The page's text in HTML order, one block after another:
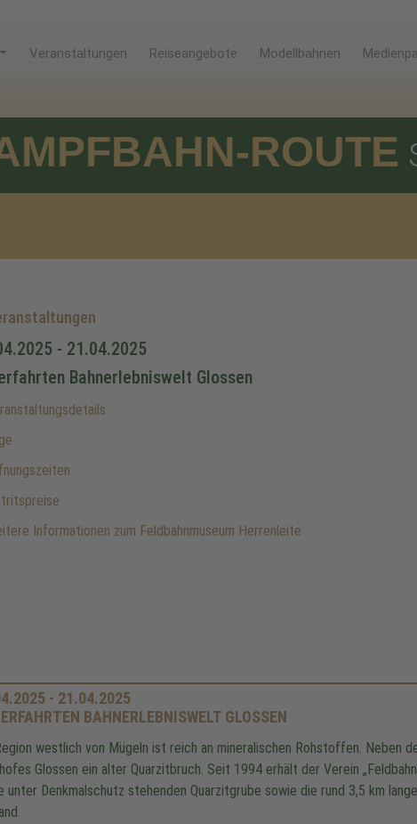
Veranstaltungen Reiseangebote Modellbahnen
ROUTE
- 21.04.2025
Bahnerlebniswelt Glossen
Informationen zum Feldbahnmuseum Herrenleite
- 21.04.2025
BAHNERLEBNISWELT GLOSSEN
westlich von Mügeln ist reich an mineralischen Roh­stoffen. Neben
Glossen ein alter Quarzitbruch. Seit 1994 erhält der Verein
unter Denkmalschutz stehenden Quarzitgrube sowie die rund 3,5 km